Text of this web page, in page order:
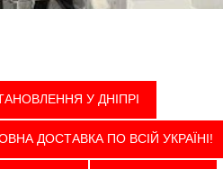
У ДНІПРІ
ДОСТАВКА ПО ВСІЙ УКРАЇНІ!